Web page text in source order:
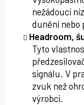
nežádoucí
dunění nebo
Headroom,
Tyto
signálu. V
zvuk než
výrobci.